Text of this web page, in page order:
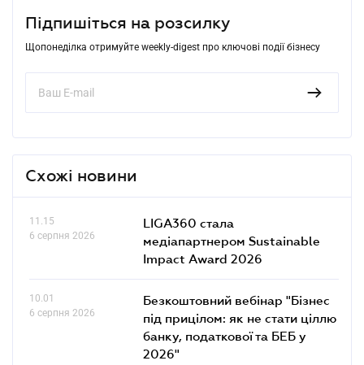
Підпишіться на розсилку
Щопонеділка отримуйте weekly-digest про ключові події бізнесу
Схожі новини
11.15
6 серпня 2026
LIGA360 стала
медіапартнером Sustainable
Impact Award 2026
10.01
6 серпня 2026
Безкоштовний вебінар "Бізнес
під прицілом: як не стати ціллю
банку, податкової та БЕБ у
2026"